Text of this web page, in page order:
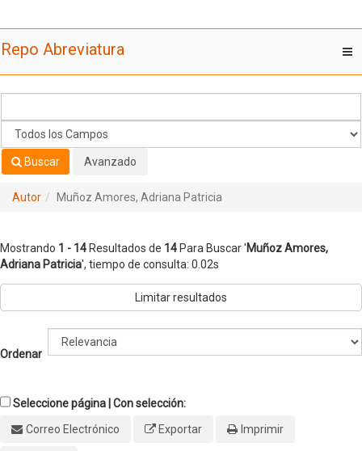
Adriana Patricia'
Repo Abreviatura
Buscar Avanzado
Autor Muñoz Amores, Adriana Patricia
Mostrando 1 - 14 Resultados de 14 Para Buscar 'Muñoz Amores,
Adriana Patricia', tiempo de consulta: 0.02s
Limitar resultados
Ordenar
Seleccione página | Con selección:
Correo Electrónico
Exportar Imprimir